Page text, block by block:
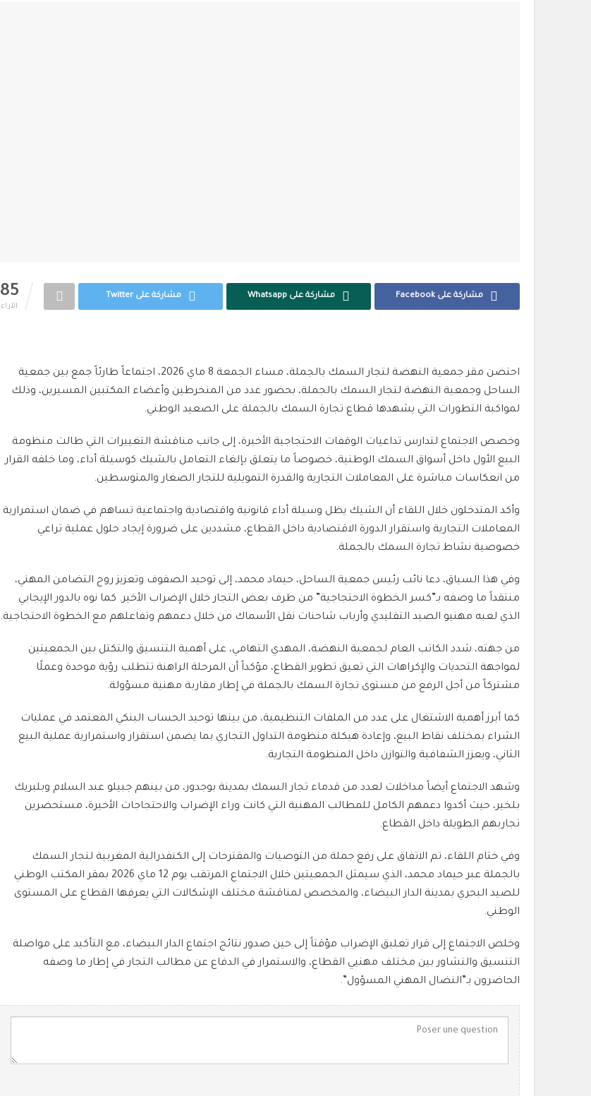
85
الآراء
مشاركة على Facebook مشاركة على Whatsapp مشاركة على Twitter
احتضن مقرجمعية النهضة لتجار السمك بالجملة، مساء الجمعة 8 ماي 2026، اجتماعاً طارئاً جمع بين
جمعية
الساحل وجمعية النهضة لتجار السمك بالجملة، بحضور عدد من المنخرطين وأعضاء المكتبين المسيرين، وذلك
لمواكبة التطورات التي يشهدها قطاع تجارة السمك بالجملة على الصعيد الوطني.
وخصص الاجتماع لتدارس تداعيات الوقفات الاحتجاجية الأخيرة، إلى جانب مناقشة التغييرات التي طالت منظومة
البيع الأول داخل أسواق السمك الوطنية، خصوصاً ما يتعلق بإلغاء التعامل بالشيك كوسيلة أداء، وما خلفه القرار
من انعكاسات مباشرة على المعاملات التجارية والقدرة التمويلية للتجار الصغار والمتوسطين.
وأكد المتدخلون خلال اللقاء أن الشيك يظل وسيلة أداء قانونية واقتصادية واجتماعية تساهم في ضمان استمرارية
المعاملات التجارية واستقرار الدورة الاقتصادية داخل القطاع، مشددين على ضرورة إيجاد حلول عملية تراعي
خصوصية نشاط تجارة السمك بالجملة.
وفي هذا السياق، دعا نائب رئيس جمعية الساحل، حيماد محمد، إلى توحيد الصفوف وتعزيز روح التضامن المهني،
منتقداً ما وصفه بـ”كسر الخطوة الاحتجاجية” من طرف بعض التجار خلال الإضراب الأخير. كما نوه بالدور الإيجابي
الذي لعبه مهنيو الصيد التقليدي وأرباب شاحنات نقل الأسماك من خلال دعمهم وتفاعلهم مع الخطوة الاحتجاجية.
من جهته، شدد الكاتب العام لجمعية النهضة، المهدي التهامي، على أهمية التنسيق والتكتل بين الجمعيتين
لمواجهة التحديات والإكراهات التي تعيق تطوير القطاع، مؤكداً أن المرحلة الراهنة تتطلب رؤية موحدة وعملًا
مشتركاً من أجل الرفع من مستوى تجارة السمك بالجملة في إطار مقاربة مهنية مسؤولة.
كما أبرز أهمية الاشتغال على عدد من الملفات التنظيمية، من بينها توحيد الحساب البنكي المعتمد في عمليات
الشراء بمختلف نقاط البيع، وإعادة هيكلة منظومة التداول التجاري بما يضمن استقرار واستمرارية عملية البيع
الثاني، ويعزز الشفافية والتوازن داخل المنظومة التجارية.
وشهد الاجتماع أيضاً مداخلات لعدد من قدماء تجار السمك بمدينة بوجدور، من بينهمجبيلو عبد السلام وبلبريك
بلخير، حيث أكدوا دعمهم الكامل للمطالب المهنية التي كانت وراء الإضراب والاحتجاجات الأخيرة، مستحضرين
تجاربهم الطويلة داخل القطاع.
وفي ختام اللقاء، تم الاتفاق على رفع جملة من التوصيات والمقترحات إلى الكنفدرالية المغربية لتجار السمك
بالجملة عبر حيماد محمد، الذي سيمثل الجمعيتين خلال الاجتماع المرتقب يوم 12 ماي 2026 بمقر
المكتب الوطني
للصيد البحري بمدينة الدار البيضاء، والمخصص لمناقشة مختلف الإشكالات التي يعرفها القطاع على المستوى
الوطني.
وخلص الاجتماع إلى قرار تعليق الإضراب مؤقتاً إلى حين صدور نتائج اجتماع الدار البيضاء، مع التأكيد على مواصلة
التنسيق والتشاور بين مختلف مهنيي القطاع، والاستمرار في الدفاع عن مطالب التجار في إطار ما وصفه
الحاضرون بـ”النضال المهني المسؤول”.